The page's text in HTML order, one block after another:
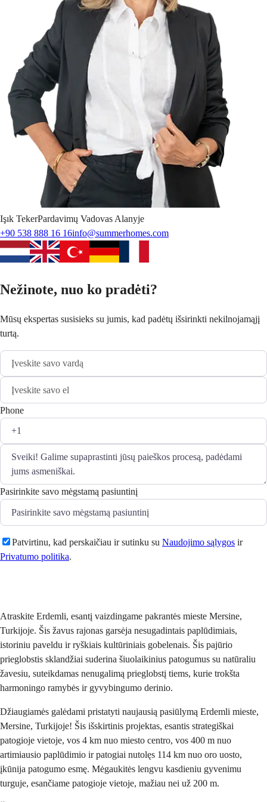
Işık TekerPardavimų Vadovas Alanyje
+90 538 888 16 16info@summerhomes.com
Nežinote, nuo ko pradėti?
Mūsų ekspertas susisieks su jumis, kad padėtų išsirinkti nekilnojamąjį
turtą.
Phone
Pasirinkite savo mėgstamą pasiuntinį
Patvirtinu, kad perskaičiau ir sutinku su Naudojimo sąlygos ir
Privatumo politika.
Atraskite Erdemli, esantį vaizdingame pakrantės mieste Mersine,
Turkijoje. Šis žavus rajonas garsėja nesugadintais paplūdimiais,
istoriniu paveldu ir ryškiais kultūriniais gobelenais. Šis pajūrio
prieglobstis sklandžiai suderina šiuolaikinius patogumus su natūraliu
žavesiu, suteikdamas nenugalimą prieglobstį tiems, kurie trokšta
harmoningo ramybės ir gyvybingumo derinio.
Džiaugiamės galėdami pristatyti naujausią pasiūlymą Erdemli mieste,
Mersine, Turkijoje! Šis išskirtinis projektas, esantis strategiškai
patogioje vietoje, vos 4 km nuo miesto centro, vos 400 m nuo
artimiausio paplūdimio ir patogiai nutolęs 114 km nuo oro uosto,
įkūnija patogumo esmę. Mėgaukitės lengvu kasdieniu gyvenimu
turguje, esančiame patogioje vietoje, mažiau nei už 200 m.